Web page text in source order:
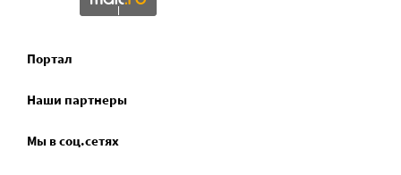
Портал
Наши партнеры
Мы в соц.сетях